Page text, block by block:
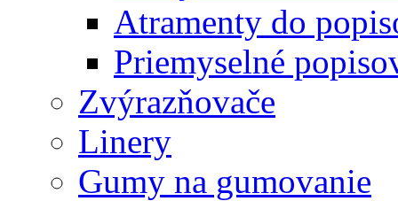
Atramenty do
Priemyselné
Zvýrazňovače
Linery
Gumy na gumovanie